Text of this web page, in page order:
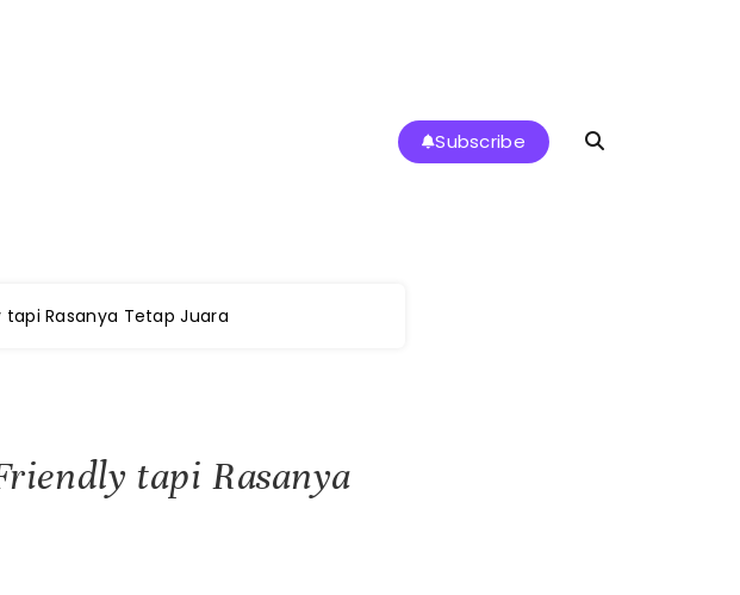
Subscribe
tapi Rasanya Tetap Juara
tapi Rasanya